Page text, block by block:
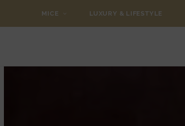
MICE LUXURY & LIFESTYLE